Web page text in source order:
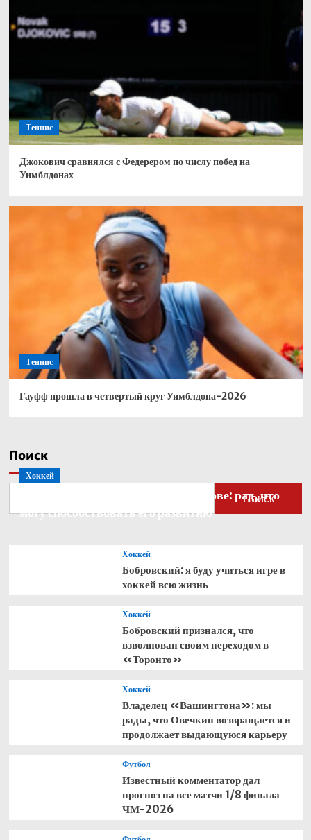
Теннис
Джокович сравнялся с Федерером по числу побед на
Уимблдонах
Теннис
Гауфф прошла в четвертый круг Уимблдона-2026
Поиск
Поиск
Хоккей
Бобровский — о голкипере Ахтямове: рад, что
могу способствовать его развитию
Хоккей
Бобровский: я буду учиться игре в
хоккей всю жизнь
Хоккей
Бобровский признался, что
взволнован своим переходом в
«Торонто»
Хоккей
Владелец «Вашингтона»: мы
рады, что Овечкин возвращается и
продолжает выдающуюся карьеру
Футбол
Известный комментатор дал
прогноз на все матчи 1/8 финала
ЧМ-2026